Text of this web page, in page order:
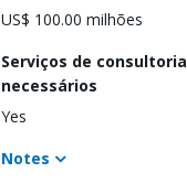
US$ 100.00 milhões
Serviços de consultoria
necessários
Yes
Notes